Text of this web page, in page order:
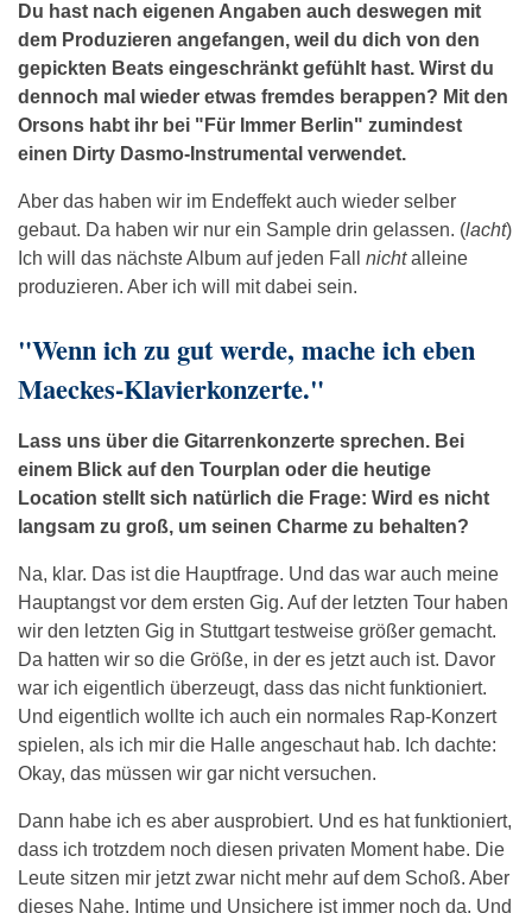
Du hast nach eigenen Angaben auch deswegen mit
dem Produzieren angefangen, weil du dich von den
gepickten Beats eingeschränkt gefühlt hast. Wirst du
dennoch mal wieder etwas fremdes berappen? Mit den
Orsons habt ihr bei "Für Immer Berlin" zumindest
einen Dirty Dasmo-Instrumental verwendet.
Aber das haben wir im Endeffekt auch wieder selber
gebaut. Da haben wir nur ein Sample drin gelassen. (lacht)
Ich will das nächste Album auf jeden Fall nichtalleine
produzieren. Aber ich will mit dabei sein.
"Wenn ich zu gut werde, mache ich eben
Maeckes-Klavierkonzerte."
Lass uns über die Gitarrenkonzerte sprechen. Bei
einem Blick auf den Tourplan oder die heutige
Location stellt sich natürlich die Frage: Wird es nicht
langsam zu groß, um seinen Charme zu behalten?
Na, klar. Das ist die Hauptfrage. Und das war auch meine
Hauptangst vor dem ersten Gig. Auf der letzten Tour haben
wir den letzten Gig in Stuttgart testweise größer gemacht.
Da hatten wir so die Größe, in der es jetzt auch ist. Davor
war ich eigentlich überzeugt, dass das nicht funktioniert.
Und eigentlich wollte ich auch ein normales Rap-Konzert
spielen, als ich mir die Halle angeschaut hab. Ich dachte:
Okay, das müssen wir gar nicht versuchen.
Dann habe ich es aber ausprobiert. Und es hat funktioniert,
dass ich trotzdem noch diesen privaten Moment habe. Die
Leute sitzen mir jetzt zwar nicht mehr auf dem Schoß. Aber
dieses Nahe, Intime und Unsichere ist immer noch da. Und